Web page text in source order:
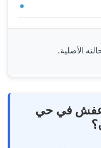
الأصلية.
عفش في حي